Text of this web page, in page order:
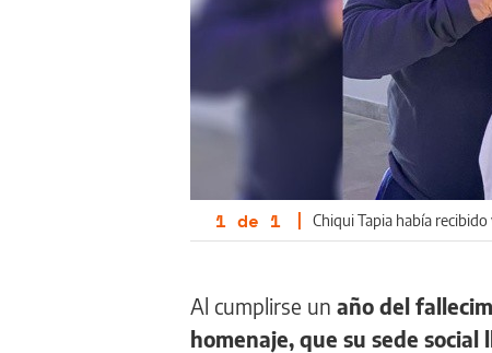
1 de 1 | Chiqui Tapia había
Al cumplirse un año del
homenaje, que su sede